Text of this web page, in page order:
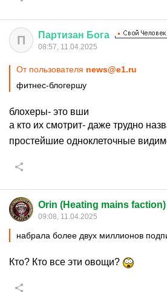
П Партизан Бога
08:57, 11.04.2025
От пользователя news@e1.ru
фитнес-блогершу
блохеры- это вши
а кто их смотрит- даже трудно
простейшие одноклеточные
Orin (Heating mains faction)
09:08, 11.04.2025
набрала более двух миллионов
Кто? Кто все эти овощи?